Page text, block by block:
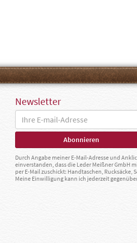
Newsletter
Durch Angabe meiner E-Mail-Adresse und
einverstanden, dass die Leder Meißner
per E-Mail zuschickt: Handtaschen, Rucksäcke,
Meine Einwilligung kann ich jederzeit